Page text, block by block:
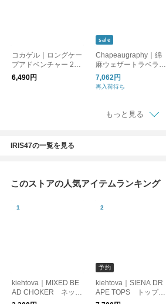
コカゲル｜ロングケー
プアドベンチャー 2w
ay ネックシェード付
き ネックガード フェ
6,490円
sale
Chapeaugraphy｜綿
麻ウェザートラベラー
ハット 00142o
7,062円
再入荷待ち
もっと見る
IRIS47の一覧を見る
このストアの人気アイテムランキング
kiehtova｜MIXED BE
AD CHOKER ネック
レス コード レイヤ
予約
kiehtova｜SIENA DR
APE TOPS トップ
ス カットソー ドレ